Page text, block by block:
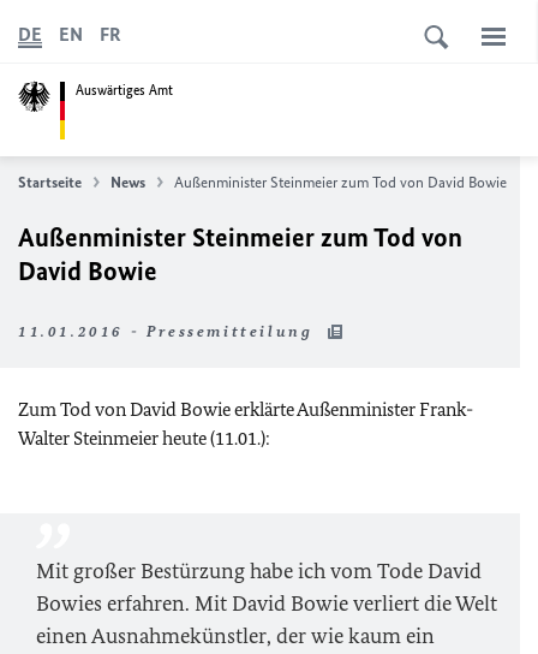
Auswärtiges Amt
DE EN FR
Startseite News Außenminister Steinmeier zum Tod von David Bowie
Außenminister Steinmeier zum Tod von
David Bowie
11.01.2016 - Pressemitteilung
Zum Tod von David Bowie erklärte Außenminister Frank-
Walter Steinmeier heute (11.01.):
Mit großer Bestürzung habe ich vom Tode David
Bowies erfahren. Mit David Bowie verliert die Welt
einen Ausnahmekünstler, der wie kaum ein